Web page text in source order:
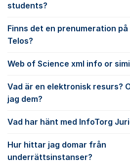
students?
Finns det en prenumeration
Telos?
Web of Science xml info or
Vad är en elektronisk resurs?
jag dem?
Vad har hänt med InfoTorg
Hur hittar jag domar från
underrättsinstanser?